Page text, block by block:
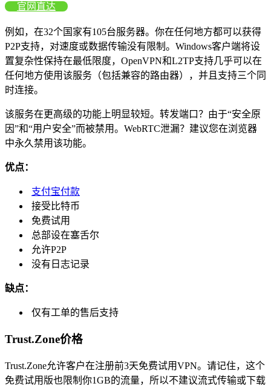
官网直达
例如，在32个国家有105台服务器。你在任何地方都可以获得
P2P支持，对速度或数据传输没有限制。Windows客户端将设
置复杂性保持在最低限度，OpenVPN和L2TP支持几乎可以在
任何地方使用该服务（包括兼容的路由器），并且支持三个同
时连接。
该服务在更高级的功能上明显较短。转发端口？由于“安全原
因”和“用户安全”而被禁用。WebRTC泄漏？建议您在浏览器
中永久禁用该功能。
优点：
支付宝付款
接受比特币
免费试用
总部设在塞舌尔
允许P2P
没有日志记录
缺点：
仅有工单的售后支持
Trust.Zone价格
Trust.Zone允许客户在注册前3天免费试用VPN。请记住，这个
免费试用版也限制你1GB的流量，所以不建议流式传输或下载